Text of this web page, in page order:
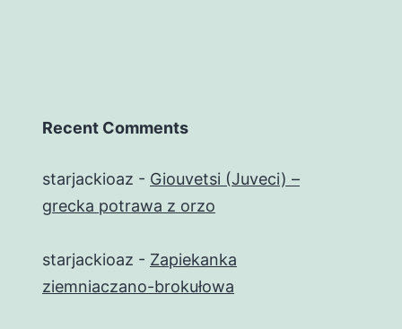
Recent Comments
starjackioaz - Giouvetsi (Juveci) –
grecka potrawa z orzo
starjackioaz - Zapiekanka
ziemniaczano-brokułowa